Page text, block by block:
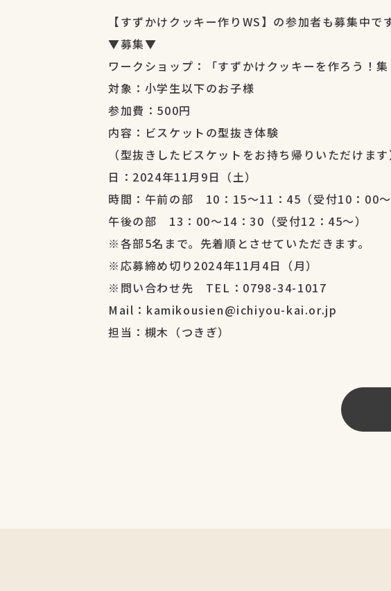
【すずかけクッキー作りWS】の参加者も募集中です
▼募集▼
ワークショップ：「すずかけクッキーを作ろう！集
対象：小学生以下のお子様
参加費：500円
内容：ビスケットの型抜き体験
（型抜きしたビスケットをお持ち帰りいただけます
日：2024年11月9日（土）
時間：午前の部 10：15～11：45（受付10：00～
午後の部 13：00～14：30（受付12：45～）
※各部5名まで。先着順とさせていただきます。
※応募締め切り2024年11月4日（月）
※問い合わせ先 TEL：0798-34-1017
Mail：kamikousien@ichiyou-kai.or.jp
担当：槻木（つきぎ）